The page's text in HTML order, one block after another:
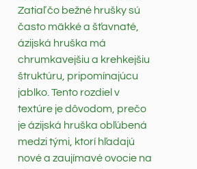
Zatiaľ čo bežné hrušky sú
často mäkké a šťavnaté,
ázijská hruška má
chrumkavejšiu a krehkejšiu
štruktúru, pripomínajúcu
jablko. Tento rozdiel v
textúre je dôvodom, prečo
je ázijská hruška obľúbená
medzi tými, ktorí hľadajú
nové a zaujímavé ovocie na